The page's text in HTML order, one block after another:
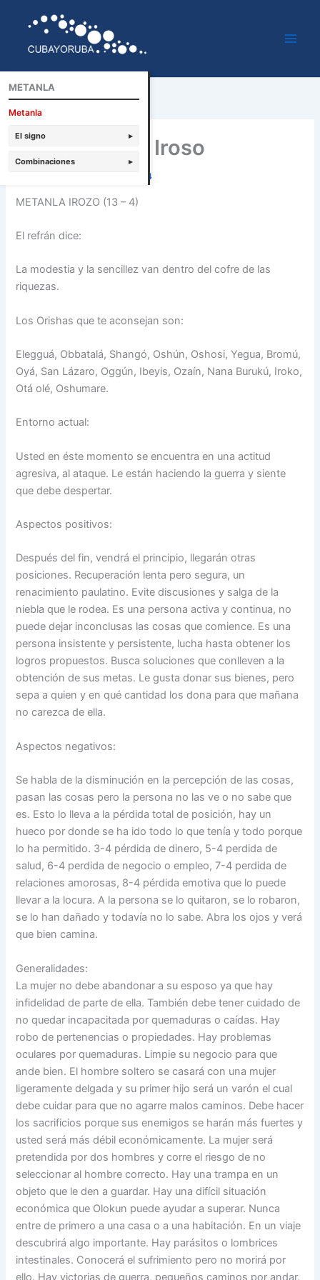
contenido
Metanla tonti Iroso
febrero 5, 2014
METANLA IROZO (13 – 4)
El refrán dice:
La modestia y la sencillez van dentro del cofre de las
riquezas.
Los Orishas que te aconsejan son:
Elegguá, Obbatalá, Shangó, Oshún, Oshosi, Yegua, Bromú,
Oyá, San Lázaro, Oggún, Ibeyis, Ozaín, Nana Burukú, Iroko,
Otá olé, Oshumare.
Entorno actual:
Usted en éste momento se encuentra en una actitud
agresiva, al ataque. Le están haciendo la guerra y siente
que debe despertar.
Aspectos positivos:
Después del fin, vendrá el principio, llegarán otras
posiciones. Recuperación lenta pero segura, un
renacimiento paulatino. Evite discusiones y salga de la
niebla que le rodea. Es una persona activa y continua, no
puede dejar inconclusas las cosas que comience. Es una
persona insistente y persistente, lucha hasta obtener los
logros propuestos. Busca soluciones que conlleven a la
obtención de sus metas. Le gusta donar sus bienes, pero
sepa a quien y en qué cantidad los dona para que mañana
no carezca de ella.
Aspectos negativos:
Se habla de la disminución en la percepción de las cosas,
pasan las cosas pero la persona no las ve o no sabe que
es. Esto lo lleva a la pérdida total de posición, hay un
hueco por donde se ha ido todo lo que tenía y todo porque
lo ha permitido. 3-4 pérdida de dinero, 5-4 perdida de
salud, 6-4 perdida de negocio o empleo, 7-4 perdida de
relaciones amorosas, 8-4 pérdida emotiva que lo puede
llevar a la locura. A la persona se lo quitaron, se lo robaron,
se lo han dañado y todavía no lo sabe. Abra los ojos y verá
que bien camina.
Generalidades:
La mujer no debe abandonar a su esposo ya que hay
infidelidad de parte de ella. También debe tener cuidado de
no quedar incapacitada por quemaduras o caídas. Hay
robo de pertenencias o propiedades. Hay problemas
oculares por quemaduras. Limpie su negocio para que
ande bien. El hombre soltero se casará con una mujer
ligeramente delgada y su primer hijo será un varón el cual
debe cuidar para que no agarre malos caminos. Debe hacer
los sacrificios porque sus enemigos se harán más fuertes y
usted será más débil económicamente. La mujer será
pretendida por dos hombres y corre el riesgo de no
seleccionar al hombre correcto. Hay una trampa en un
objeto que le den a guardar. Hay una difícil situación
económica que Olokun puede ayudar a superar. Nunca
entre de primero a una casa o a una habitación. En un viaje
descubrirá algo importante. Hay parásitos o lombrices
intestinales. Conocerá el sufrimiento pero no morirá por
ello. Hay victorias de guerra, pequeños caminos por andar,
METANLA
Metanla
El signo ▸
Combinaciones ▸